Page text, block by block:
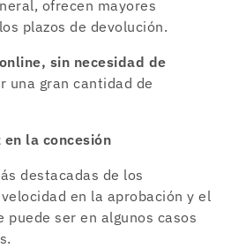
ofrecen mayores
plazos de devolución.
sin necesidad de
una gran cantidad de
la concesión
destacadas de los
en la aprobación y el
puede ser en algunos casos